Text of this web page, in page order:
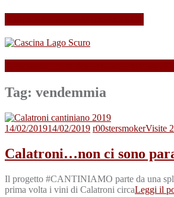
Tag: vendemmia
14/02/201914/02/2019 r00stersmokerVisite
Calatroni…non ci sono
Il progetto #CANTINIAMO parte da una
prima volta i vini di Calatroni circaLeggi il